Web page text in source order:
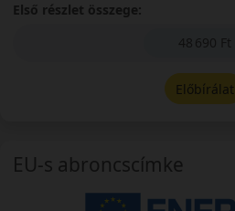
Első részlet összege:
48 690 Ft
Előbírálat
EU-s abroncscímke